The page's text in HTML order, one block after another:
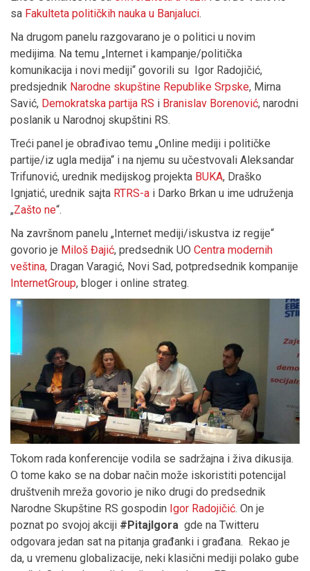
sa Fakulteta političkih nauka u Banjaluci.
Na drugom panelu razgovarano je o politici u novim
medijima. Na temu „Internet i kampanje/politička
komunikacija i novi mediji“ govorili su Igor Radojičić,
predsjednik Narodne skupštine Republike Srpske, Mirna
Savić, Demokratska partija RS i Branislav Borenović, narodni
poslanik u Narodnoj skupštini RS.
Treći panel je obrađivao temu „Online mediji i političke
partije/iz ugla medija“ i na njemu su učestvovali Aleksandar
Trifunović, urednik medijskog projekta BUKA, Draško
Ignjatić, urednik sajta RTRS-a i Darko Brkan u ime udruženja
„Zašto ne“.
Na završnom panelu „Internet mediji/iskustva iz regije“
govorio je Miloš Đajić, predsednik UO Centra modernih
veština, Dragan Varagić, Novi Sad, potpredsednik kompanije
InternetGroup, bloger i online strateg.
Tokom rada konferencije vodila se sadržajna i živa dikusija.
O tome kako se na dobar način može iskoristiti potencijal
društvenih mreža govorio je niko drugi do predsednik
Narodne Skupštine RS gospodin Igor Radojičić. On je
poznat po svojoj akciji #PitajIgora gde na Twitteru
odgovara jedan sat na pitanja građanki i građana. Rekao je
da, u vremenu globalizacije, neki klasični mediji polako gube